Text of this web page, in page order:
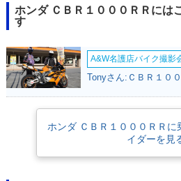
れた。SPには、軽量小型のリチウムイオ
タンクが採用されていた。同年5月には「
RC213Vの制御プログラムをベースにする
2020年、後継モデルのCBR1000RR-Rが
たったモデルライフに幕を下ろした。
ホンダ ＣＢＲ１０００ＲＲには
す
A&W名護店バイク撮影
Tonyさん:ＣＢＲ１０
ホンダ ＣＢＲ１０００ＲＲに
イダーを見